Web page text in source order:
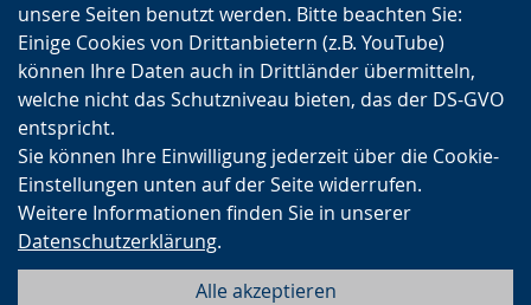
unsere Seiten benutzt werden. Bitte beachten Sie:
Einige Cookies von Drittanbietern (z.B. YouTube)
können Ihre Daten auch in Drittländer übermitteln,
welche nicht das Schutzniveau bieten, das der DS-GVO
entspricht.
Sie können Ihre Einwilligung jederzeit über die Cookie-
Einstellungen unten auf der Seite widerrufen.
Weitere Informationen finden Sie in unserer
Datenschutzerklärung.
Alle akzeptieren